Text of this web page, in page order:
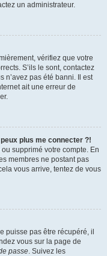
un administrateur.
vérifiez que votre
S’ils le sont, contactez
n’avez pas été banni. Il est
ait une erreur de
plus me connecter ?!
ou supprimé votre compte. En
membres ne postant pas
vous arrive, tentez de vous
puisse pas être récupéré, il
vous sur la page de
passe. Suivez les